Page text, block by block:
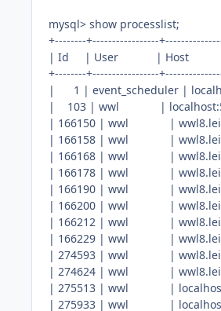
mysql> show processlist;
+--------+-----------------
| Id | User |
+--------+-----------------
| 1 | event_scheduler |
| 103 | wwl |
| 166150 | wwl |
| 166158 | wwl |
| 166168 | wwl |
| 166178 | wwl |
| 166190 | wwl |
| 166200 | wwl |
| 166212 | wwl |
| 166229 | wwl |
| 274593 | wwl |
| 274624 | wwl |
| 275513 | wwl |
| 275933 | wwl |